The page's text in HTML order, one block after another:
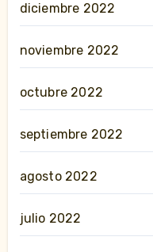
diciembre 2022
noviembre 2022
octubre 2022
septiembre 2022
agosto 2022
julio 2022